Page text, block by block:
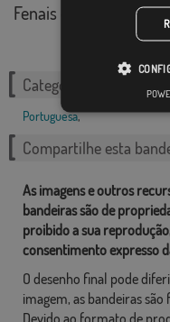
Fenais da Ajuda
Categorias relacionadas:
Portuguesa,
Compartilhe esta
As imagens e outros
bandeiras são de
proibido a sua
consentimento expresso
O desenho final pode
imagem, as bandeiras